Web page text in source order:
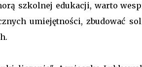
szkolnej edukacji, warto
umiejętności, zbudować